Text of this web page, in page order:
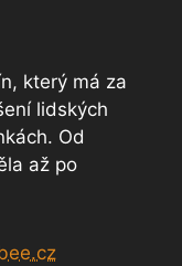
který má za
lidských
Od
až po